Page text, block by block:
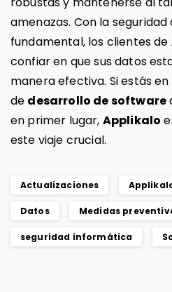
amenazas. Con la
fundamental, los clientes de
confiar en que sus datos
manera efectiva. Si estás
de desarrollo de software
en primer lugar, Applikalo
este viaje crucial.
Actualizaciones
Datos Medidas
seguridad informática